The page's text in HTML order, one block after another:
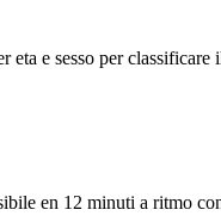
e sesso per
en 12 minuti a ritmo